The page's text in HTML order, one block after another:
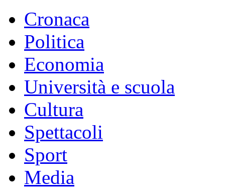
Cronaca
Politica
Economia
Università e scuola
Cultura
Spettacoli
Sport
Media